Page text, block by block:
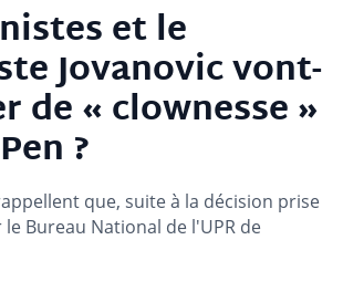
et le
Jovanovic vont-
de « clownesse »
?
que, suite à la décision prise
Bureau National de l'UPR de